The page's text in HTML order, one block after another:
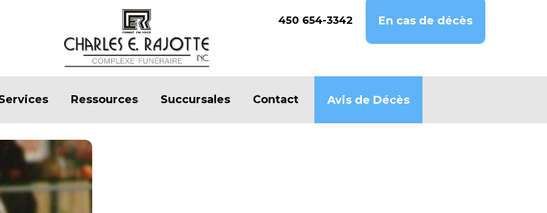
450 654-3342 En cas de décès
Ressources Succursales Contact Avis de Décès